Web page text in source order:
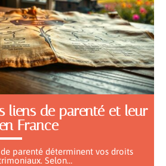
liens de parenté et leur
France
de parenté déterminent vos droits
Selon…